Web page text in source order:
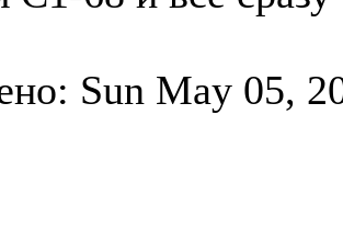
Sun May 05,